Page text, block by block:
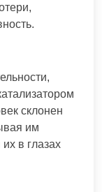
склонен
им
в глазах